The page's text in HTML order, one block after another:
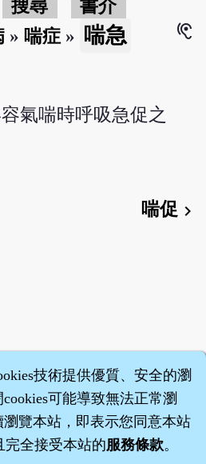
搜尋
書介
» 喘症 » 喘急
hearing
氣喘時呼吸急促之
喘促chevron_right
技術提供優質、安全的瀏
可能導致無法正常瀏
覽本站，即表示您同意本站
完全接受本站的服務條款。